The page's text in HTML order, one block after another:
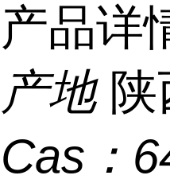
产品详
产地
Cas：